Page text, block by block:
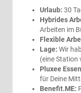
Urlaub: 30
Hybrides
Arbeiten im
Flexible
Lage: Wir
(eine Station
Pluxee
für Deine
Benefit.ME: